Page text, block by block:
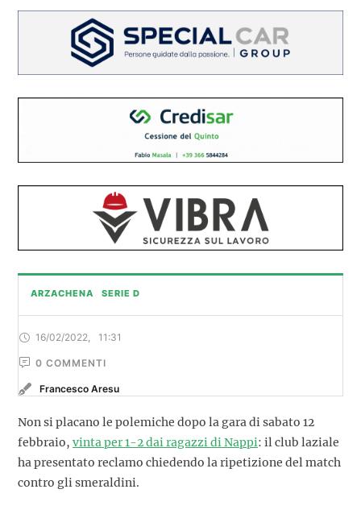
ARZACHENA SERIE D
16/02/2022 11:31
0 COMMENTI
Francesco Aresu
Non si placano le polemiche dopo la gara di sabato 12
febbraio, vinta per 1-2 dai ragazzi di Nappi: il club laziale
ha presentato reclamo chiedendo la ripetizione del match
contro gli smeraldini.